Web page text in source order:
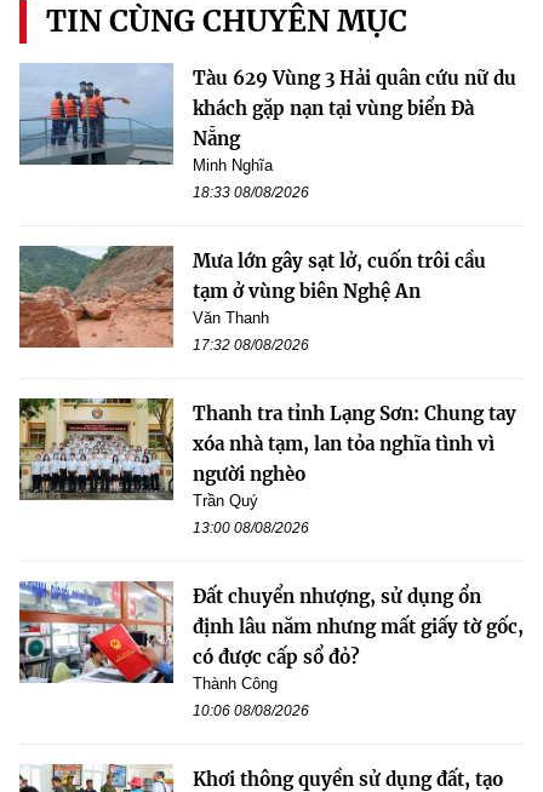
TIN CÙNG CHUYÊN MỤC
Tàu 629 Vùng 3 Hải quân cứu nữ du
khách gặp nạn tại vùng biển Đà
Nẵng
Minh Nghĩa
18:33 08/08/2026
Mưa lớn gây sạt lở, cuốn trôi cầu
tạm ở vùng biên Nghệ An
Văn Thanh
17:32 08/08/2026
Thanh tra tỉnh Lạng Sơn: Chung tay
xóa nhà tạm, lan tỏa nghĩa tình vì
người nghèo
Trần Quý
13:00 08/08/2026
Đất chuyển nhượng, sử dụng ổn
định lâu năm nhưng mất giấy tờ gốc,
có được cấp sổ đỏ?
Thành Công
10:06 08/08/2026
Khơi thông quyền sử dụng đất, tạo